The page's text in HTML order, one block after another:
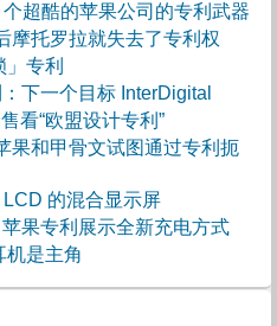
超酷的苹果公司的专利武器
摩托罗拉就失去了专利权
专利
下一个目标 InterDigital
看“欧盟设计专利”
果和甲骨文试图通过专利扼
的混合显示屏
果专利展示全新充电方式
机是主角